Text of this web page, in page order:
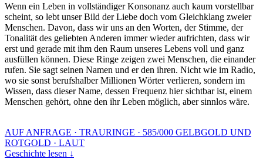
Wenn ein Leben in vollständiger Konsonanz auch kaum vorstellbar
scheint, so lebt unser Bild der Liebe doch vom Gleichklang zweier
Menschen. Davon, dass wir uns an den Worten, der Stimme, der
Tonalität des geliebten Anderen immer wieder aufrichten, dass wir
erst und gerade mit ihm den Raum unseres Lebens voll und ganz
ausfüllen können. Diese Ringe zeigen zwei Menschen, die einander
rufen. Sie sagt seinen Namen und er den ihren. Nicht wie im Radio,
wo sie sonst berufshalber Millionen Wörter verlieren, sondern im
Wissen, dass dieser Name, dessen Frequenz hier sichtbar ist, einem
Menschen gehört, ohne den ihr Leben möglich, aber sinnlos wäre.
AUF ANFRAGE · TRAURINGE · 585/000 GELBGOLD UND
ROTGOLD · LAUT
Geschichte lesen ↓